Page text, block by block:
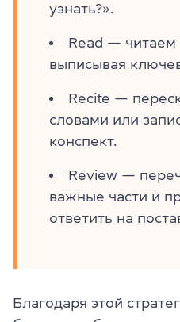
узнать?».
Read — читаем
выписывая
Recite —
словами или
конспект.
Review —
важные части и
ответить на
Благодаря этой